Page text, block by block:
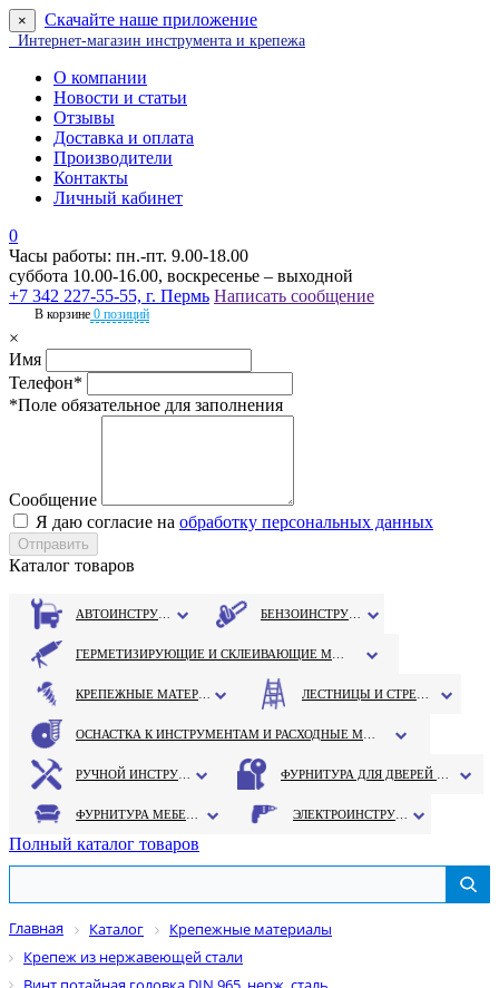
× Скачайте наше приложение
Интернет-магазин инструмента и крепежа
О компании
Новости и статьи
Отзывы
Доставка и оплата
Производители
Контакты
Личный кабинет
0
Часы работы: пн.-пт. 9.00-18.00
суббота 10.00-16.00, воскресенье – выходной
+7 342 227-55-55, г. Пермь Написать сообщение
В корзине 0 позиций
×
Имя
Телефон*
*Поле обязательное для заполнения
Сообщение
Я даю согласие на обработку персональных данных
Каталог товаров
Полный каталог товаров
Главная Каталог
Крепежные материалы
Крепеж из нержавеющей стали